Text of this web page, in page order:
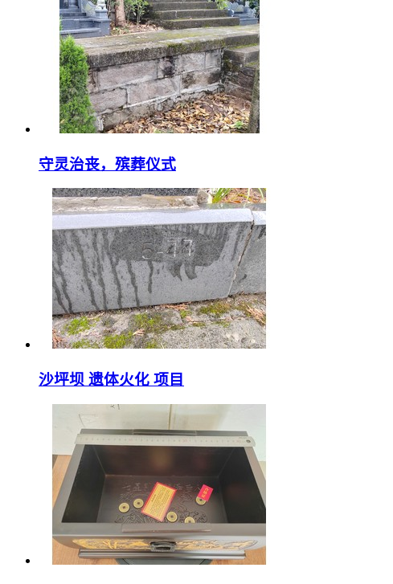
守灵治丧，殡葬仪式
沙坪坝 遗体火化 项目